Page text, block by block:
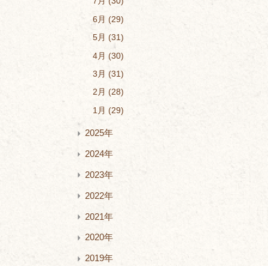
6月
29
5月
31
4月
30
3月
31
2月
28
1月
29
2025年
2024年
2023年
2022年
2021年
2020年
2019年